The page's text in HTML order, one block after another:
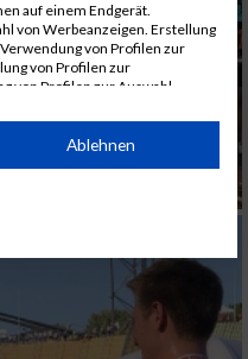
auf einem Endgerät.
von Werbeanzeigen. Erstellung
von Profilen zur
von Profilen zur
von Profilen zur Auswahl
durch Statistiken oder
Quellen. Entwicklung und
Union weitergegeben und in die
Ablehnen